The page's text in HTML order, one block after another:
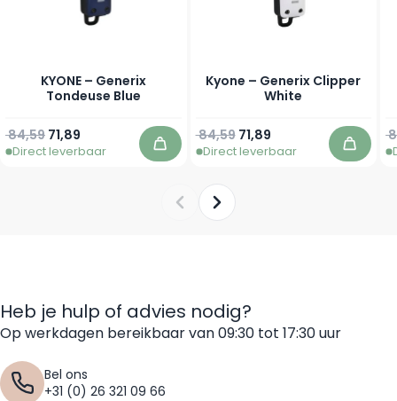
KYONE – Generix
Tondeuse Blue
Speciale prijs
71,89
Normale prijs
84,59
Direct leverbaar In winkelwagen
Kyone – Generix Clipper
White
Speciale prijs
71,89
Normale prijs
84,59
Direct leverbaar In
Heb je hulp of advies nodig?
Op werkdagen bereikbaar van 09:30 tot 17:30 uur
Bel ons
+31 (0) 26 321 09 66